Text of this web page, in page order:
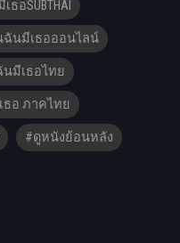
อSUBTHAI
นมีเธอออนไลน์
มีเธอไทย
อ ภาคไทย
#ดูหนังย้อนหลัง